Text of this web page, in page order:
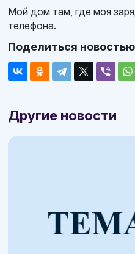
Мой дом там, где моя
телефона.
Поделиться новостью
Другие новости